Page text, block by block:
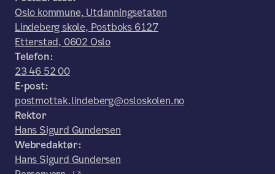
Oslo kommune, Utdanningsetaten
Lindeberg skole, Postboks 6127
Etterstad, 0602 Oslo
Telefon:
23 46 52 00
E-post:
postmottak.lindeberg@osloskolen.no
Rektor
Hans Sigurd Gundersen
Webredaktør:
Hans Sigurd Gundersen